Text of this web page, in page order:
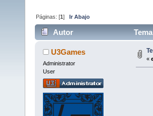
Páginas: [1]Ir Abajo
Autor
U3Games
Administrator
User
«